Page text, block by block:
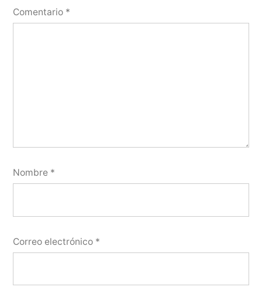
Comentario *
Nombre *
Correo electrónico *